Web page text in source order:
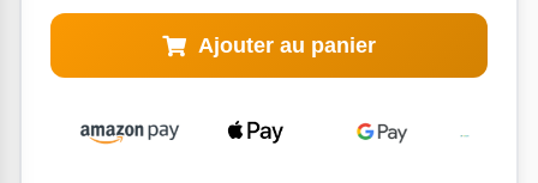
Ajouter au panier